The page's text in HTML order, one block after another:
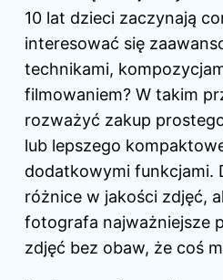
10 lat dzieci zaczynają
interesować się
technikami,
filmowaniem? W takim
rozważyć zakup
lub lepszego
dodatkowymi funkcjami.
różnice w jakości zdjęć,
fotografa najważniejsze
zdjęć bez obaw, że coś